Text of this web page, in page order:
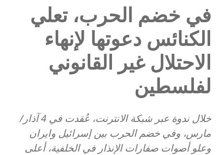
في خضم الحرب، تعلي
الكنائس دعوتها لإنهاء
الاحتلال غير القانوني
لفلسطين
خلال ندوة عبر شبكة الانترنت، عُقدت في 4آذار/
مارس، وفي خضم الحرب بين إسرائيل وايران
وعلو أصوات صفارات الإنذار في الخلفية، أعلى